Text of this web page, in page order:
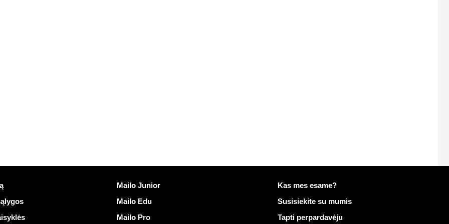
Atrasti Mailo
Mailo Junior
Mailo Edu
Mailo Pro
Daugiau informacijos apie Mailo
Kas mes esame?
Susisiekite su mumis
Tapti perpardavėju